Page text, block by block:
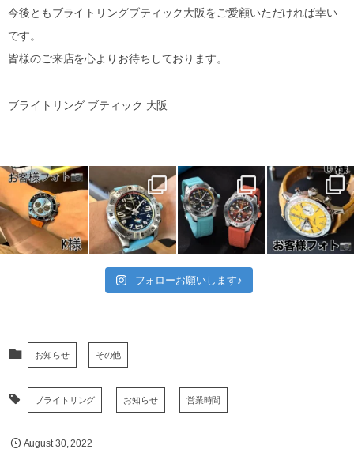
今後ともブライトリングブティック大阪をご愛顧いただければ幸い
です。
皆様のご来店を心よりお待ちしております。
ブライトリング ブティック 大阪
フォローお願いします♪
お知らせ その他
ブライトリング お知らせ 営業時間
August 30,2022